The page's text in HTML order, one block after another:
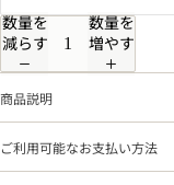
数量を
減らす
数量を
増やす
商品説明
ご利用可能なお支払い方法